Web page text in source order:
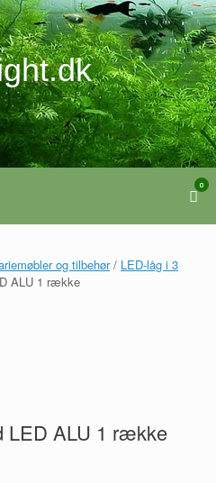
View
cart
0
og tilbehør/ LED-låg i 3
ALU 1 række
LED ALU 1 række